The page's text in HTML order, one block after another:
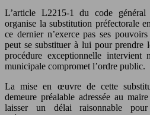
L’article L2215-1 du code général
organise la substitution préfectorale
ce dernier n’exerce pas ses
peut se substituer à lui pour prendre
procédure exceptionnelle intervient
municipale compromet l’ordre public.
La mise en œuvre de cette
demeure préalable adressée au
laisser un délai raisonnable